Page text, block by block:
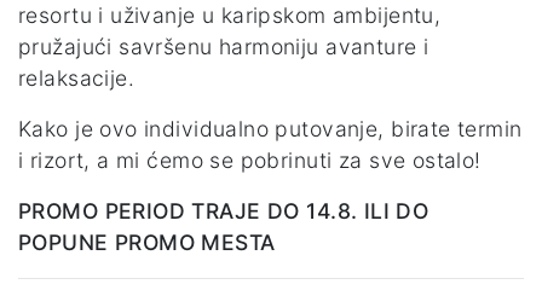
resortu i uživanje u karipskom ambijentu,
pružajući savršenu harmoniju avanture i
relaksacije.
Kako je ovo individualno putovanje, birate termin
i rizort, a mi ćemo se pobrinuti za sve ostalo!
PROMO PERIOD TRAJE DO 14.8. ILI DO
POPUNE PROMO MESTA